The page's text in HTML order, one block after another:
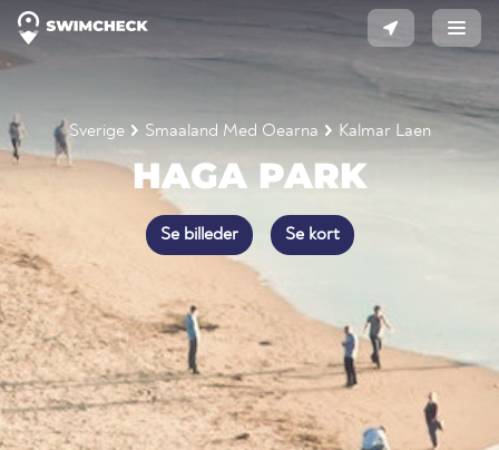
Sverige Smaaland Med Oearna Kalmar Laen
HAGA PARK
Se billeder Se kort